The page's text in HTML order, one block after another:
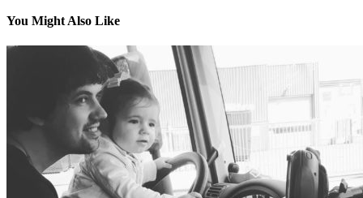
You Might Also Like